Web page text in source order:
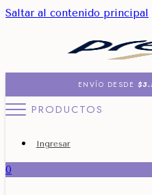
Saltar al contenido principal
ENVÍO DESDE
PRODUCTOS
Ingresar
0